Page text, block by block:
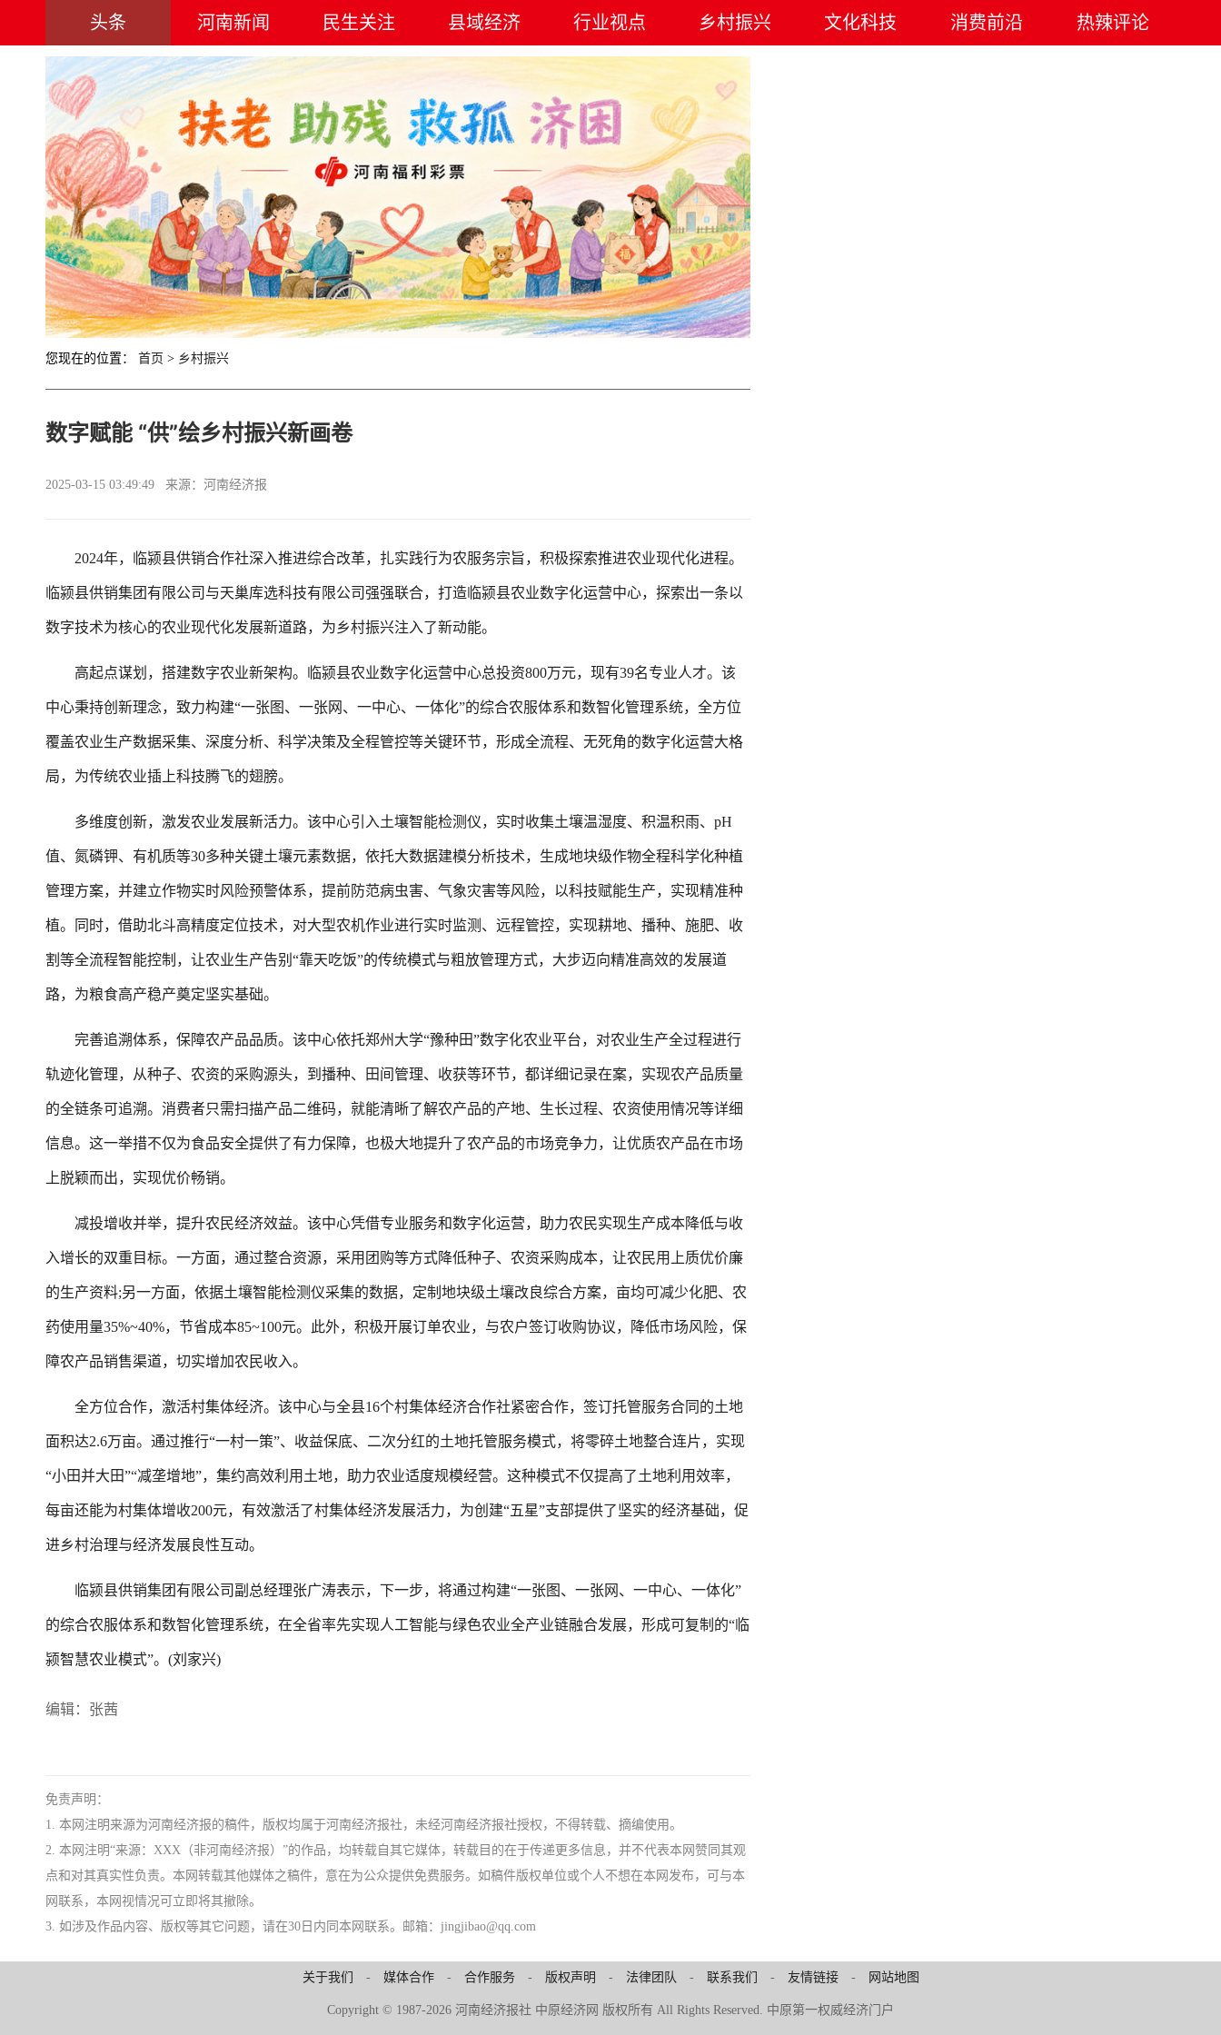
头条 河南新闻 民生关注 县域经济 行业视点 乡村振兴 文化科技 消费前沿 热辣评论
您现在的位置： 首页 > 乡村振兴
数字赋能 “供”绘乡村振兴新画卷
2025-03-15 03:49:49 来源：河南经济报
2024年，临颍县供销合作社深入推进综合改革，扎实践行为农服务宗旨，积极探索推进农业现代化进程。
临颍县供销集团有限公司与天巢库选科技有限公司强强联合，打造临颍县农业数字化运营中心，探索出一条以
数字技术为核心的农业现代化发展新道路，为乡村振兴注入了新动能。
高起点谋划，搭建数字农业新架构。临颍县农业数字化运营中心总投资800万元，现有39名专业人才。该
中心秉持创新理念，致力构建“一张图、一张网、一中心、一体化”的综合农服体系和数智化管理系统，全方位
覆盖农业生产数据采集、深度分析、科学决策及全程管控等关键环节，形成全流程、无死角的数字化运营大格
局，为传统农业插上科技腾飞的翅膀。
多维度创新，激发农业发展新活力。该中心引入土壤智能检测仪，实时收集土壤温湿度、积温积雨、pH
值、氮磷钾、有机质等30多种关键土壤元素数据，依托大数据建模分析技术，生成地块级作物全程科学化种植
管理方案，并建立作物实时风险预警体系，提前防范病虫害、气象灾害等风险，以科技赋能生产，实现精准种
植。同时，借助北斗高精度定位技术，对大型农机作业进行实时监测、远程管控，实现耕地、播种、施肥、收
割等全流程智能控制，让农业生产告别“靠天吃饭”的传统模式与粗放管理方式，大步迈向精准高效的发展道
路，为粮食高产稳产奠定坚实基础。
完善追溯体系，保障农产品品质。该中心依托郑州大学“豫种田”数字化农业平台，对农业生产全过程进行
轨迹化管理，从种子、农资的采购源头，到播种、田间管理、收获等环节，都详细记录在案，实现农产品质量
的全链条可追溯。消费者只需扫描产品二维码，就能清晰了解农产品的产地、生长过程、农资使用情况等详细
信息。这一举措不仅为食品安全提供了有力保障，也极大地提升了农产品的市场竞争力，让优质农产品在市场
上脱颖而出，实现优价畅销。
减投增收并举，提升农民经济效益。该中心凭借专业服务和数字化运营，助力农民实现生产成本降低与收
入增长的双重目标。一方面，通过整合资源，采用团购等方式降低种子、农资采购成本，让农民用上质优价廉
的生产资料;另一方面，依据土壤智能检测仪采集的数据，定制地块级土壤改良综合方案，亩均可减少化肥、农
药使用量35%~40%，节省成本85~100元。此外，积极开展订单农业，与农户签订收购协议，降低市场风险，保
障农产品销售渠道，切实增加农民收入。
全方位合作，激活村集体经济。该中心与全县16个村集体经济合作社紧密合作，签订托管服务合同的土地
面积达2.6万亩。通过推行“一村一策”、收益保底、二次分红的土地托管服务模式，将零碎土地整合连片，实现
“小田并大田”“减垄增地”，集约高效利用土地，助力农业适度规模经营。这种模式不仅提高了土地利用效率，
每亩还能为村集体增收200元，有效激活了村集体经济发展活力，为创建“五星”支部提供了坚实的经济基础，促
进乡村治理与经济发展良性互动。
临颍县供销集团有限公司副总经理张广涛表示，下一步，将通过构建“一张图、一张网、一中心、一体化”
的综合农服体系和数智化管理系统，在全省率先实现人工智能与绿色农业全产业链融合发展，形成可复制的“临
颍智慧农业模式”。(刘家兴)
编辑：张茜
免责声明：
1. 本网注明来源为河南经济报的稿件，版权均属于河南经济报社，未经河南经济报社授权，不得转载、摘编使用。
2. 本网注明“来源：XXX（非河南经济报）”的作品，均转载自其它媒体，转载目的在于传递更多信息，并不代表本网赞同其观
点和对其真实性负责。本网转载其他媒体之稿件，意在为公众提供免费服务。如稿件版权单位或个人不想在本网发布，可与本
网联系，本网视情况可立即将其撤除。
3. 如涉及作品内容、版权等其它问题，请在30日内同本网联系。邮箱：jingjibao@qq.com
关于我们 - 媒体合作- 合作服务- 版权声明 - 法律团队 - 联系我们 - 友情链接- 网站地图
Copyright © 1987-2026 河南经济报社 中原经济网 版权所有 All Rights Reserved. 中原第一权威经济门户